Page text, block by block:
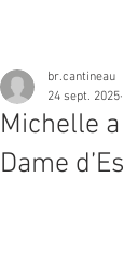
Michelle
Dame
br.cantineau
24 sept. 2025